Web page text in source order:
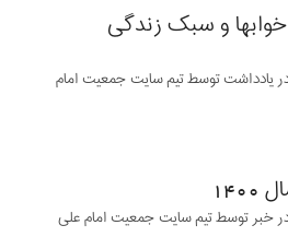
و سبک زندگی
یادداشت‌‌‌‌‌‌‌توسطتیم سایت جمعیت امام
خبرتوسطتیم سایت جمعیت امام علی